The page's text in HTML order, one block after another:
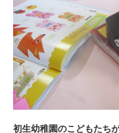
初生幼稚園のこどもたち